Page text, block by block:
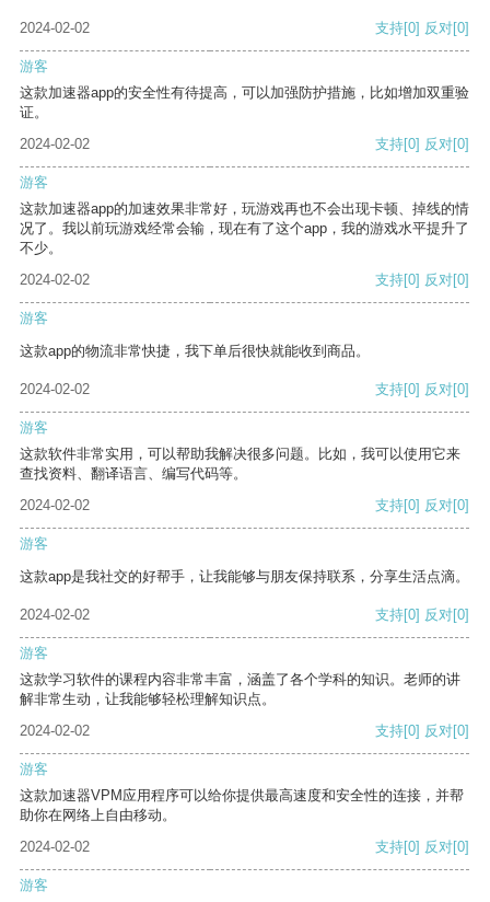
2024-02-02 支持[0] 反对[0]
游客
这款加速器app的安全性有待提高，可以加强防护措施，比如增加双重验
证。
2024-02-02
支持[0] 反对[0]
游客
这款加速器app的加速效果非常好，玩游戏再也不会出现卡顿、掉线的情
况了。我以前玩游戏经常会输，现在有了这个app，我的游戏水平提升了
不少。
2024-02-02
支持[0] 反对[0]
游客
这款app的物流非常快捷，我下单后很快就能收到商品。
2024-02-02 支持[0] 反对[0]
游客
这款软件非常实用，可以帮助我解决很多问题。比如，我可以使用它来
查找资料、翻译语言、编写代码等。
2024-02-02
支持[0] 反对[0]
游客
这款app是我社交的好帮手，让我能够与朋友保持联系，分享生活点滴。
2024-02-02 支持[0] 反对[0]
游客
这款学习软件的课程内容非常丰富，涵盖了各个学科的知识。老师的讲
解非常生动，让我能够轻松理解知识点。
2024-02-02
支持[0] 反对[0]
游客
这款加速器VPM应用程序可以给你提供最高速度和安全性的连接，并帮
助你在网络上自由移动。
2024-02-02
支持[0] 反对[0]
游客